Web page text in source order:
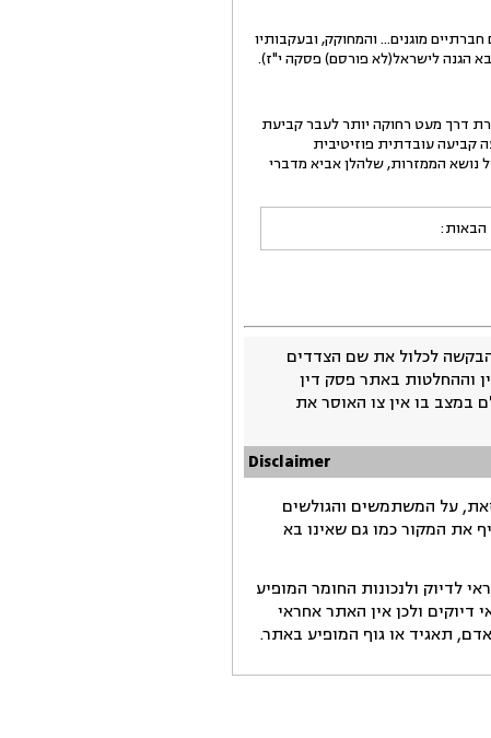
מוגנים... והמחוקק, ובעקבותיו
דרך מעט רחוקה יותר לעבר קביעת
קביעה עובדתית פוזיטיבית
נושא הממזרות, שלהלן אביא מדברי
הבאות:
לכלול את שם הצדדים
וההחלטות באתר פסק דין
במצב בו אין צו האוסר את
Disclaimer
על המשתמשים והגולשים
את המקור כמו גם שאינו בא
לדיוק ולנכונות החומר המופיע
ולכן אין האתר אחראי
תאגיד או גוף המופיע באתר.